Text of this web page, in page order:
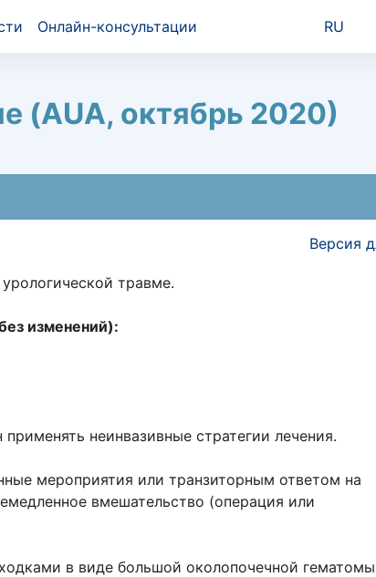
Онлайн-консультации RU
(AUA, октябрь 2020)
Версия
травме.
изменений):
неинвазивные стратегии лечения.
мероприятия или транзиторным ответом на
вмешательство (операция или
в виде большой околопочечной